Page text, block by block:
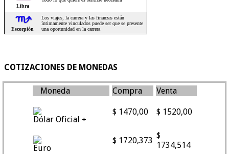
COTIZACIONES DE MONEDAS
Moneda Compra Venta
Dólar Oficial +
$ 1470,00 $ 1520,00
Euro
$ 1720,373
$
1734,514